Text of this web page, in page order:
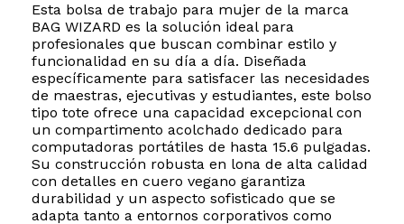
Esta bolsa de trabajo para mujer de la marca
BAG WIZARD es la solución ideal para
profesionales que buscan combinar estilo y
funcionalidad en su día a día. Diseñada
específicamente para satisfacer las necesidades
de maestras, ejecutivas y estudiantes, este bolso
tipo tote ofrece una capacidad excepcional con
un compartimento acolchado dedicado para
computadoras portátiles de hasta 15.6 pulgadas.
Su construcción robusta en lona de alta calidad
con detalles en cuero vegano garantiza
durabilidad y un aspecto sofisticado que se
adapta tanto a entornos corporativos como